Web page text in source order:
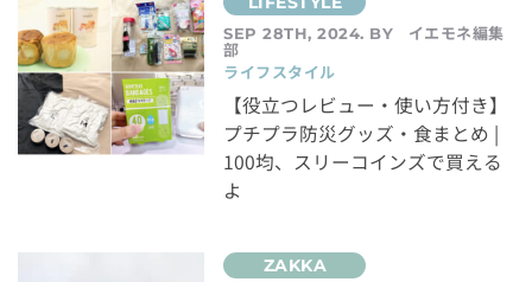
SEP 28TH, 2024. BY イエモネ編集
部
ライフスタイル
【役立つレビュー・使い方付き】
プチプラ防災グッズ・食まとめ |
100均、スリーコインズで買える
よ